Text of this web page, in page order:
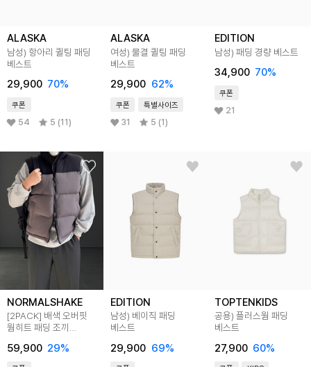
ALASKA
남성) 항아리 퀼팅 패딩
베스트
29,900 70%
쿠폰
54 5 (11)
ALASKA
여성) 물결 퀼팅 패딩
베스트
29,900 62%
쿠폰 특별사이즈
31 5 (1)
EDITION
남성) 패딩 경량 베스트
34,900 70%
쿠폰
21
NORMALSHAKE
[2PACK] 배색 오버핏
웜히트 패딩 조끼
59,900 29%
EDITION
남성) 베이직 패딩
베스트
29,900 69%
TOPTENKIDS
공용) 플러스웜 패딩
베스트
27,900 60%